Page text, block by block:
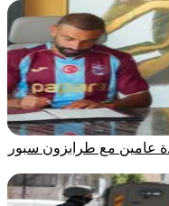
عامين مع طرابزون سبور